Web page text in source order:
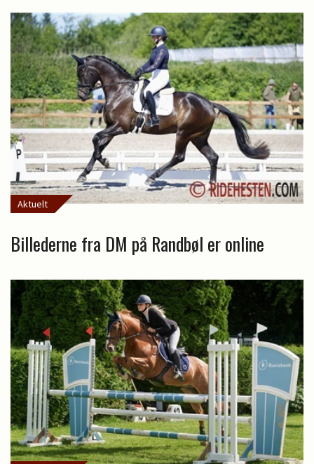
Aktuelt
Billederne fra DM på Randbøl er online